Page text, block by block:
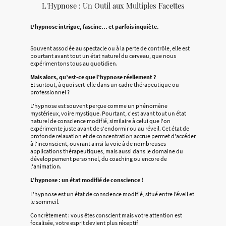
L'Hypnose : Un Outil aux Multiples Facettes
L’hypnose intrigue, fascine… et parfois inquiète.
Souvent associée au spectacle ou à la perte de contrôle, elle est
pourtant avant tout un état naturel du cerveau, que nous
expérimentons tous au quotidien.
Mais alors, qu’est-ce que l’hypnose réellement ?
Et surtout, à quoi sert-elle dans un cadre thérapeutique ou
professionnel ?
L'hypnose est souvent perçue comme un phénomène
mystérieux, voire mystique. Pourtant, c'est avant tout un état
naturel de conscience modifié, similaire à celui que l'on
expérimente juste avant de s'endormir ou au réveil. Cet état de
profonde relaxation et de concentration accrue permet d'accéder
à l'inconscient, ouvrant ainsi la voie à de nombreuses
applications thérapeutiques, mais aussi dans le domaine du
développement personnel, du coaching ou encore de
l'animation.
L’hypnose : un état modifié de conscience !
L’hypnose est un état de conscience modifié, situé entre l’éveil et
le sommeil.
Concrètement : vous êtes conscient mais votre attention est
focalisée, votre esprit devient plus réceptif